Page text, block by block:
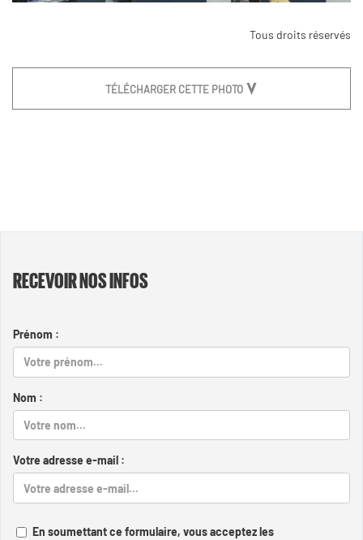
Tous droits réservés
TÉLÉCHARGER CETTE PHOTO
RECEVOIR NOS INFOS
Prénom :
Nom :
Votre adresse e-mail :
En soumettant ce formulaire, vous acceptez les